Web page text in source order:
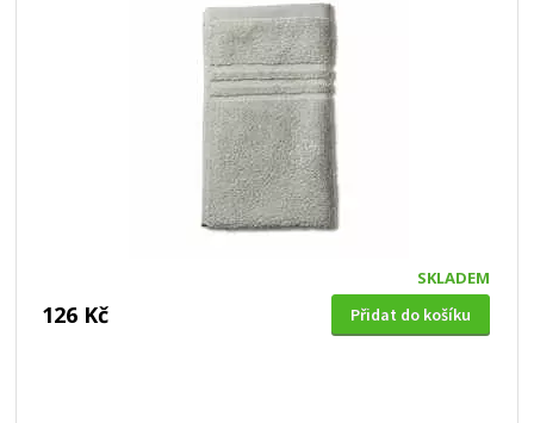
SKLADEM
126 Kč Přidat do košíku